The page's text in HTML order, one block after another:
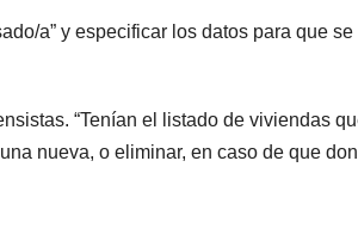
a” y especificar los datos para que se
“Tenían el listado de viviendas
nueva, o eliminar, en caso de que